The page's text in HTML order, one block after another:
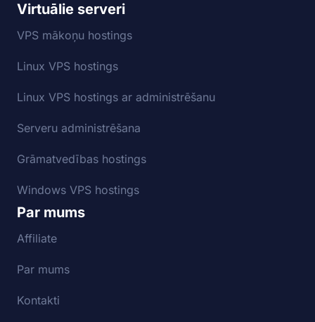
Virtuālie serveri
VPS mākoņu hostings
Linux VPS hostings
Linux VPS hostings ar administrēšanu
Serveru administrēšana
Grāmatvedības hostings
Windows VPS hostings
Par mums
Affiliate
Par mums
Kontakti